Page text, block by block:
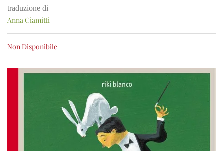
traduzione di
Anna Ciamitti
Non Disponibile